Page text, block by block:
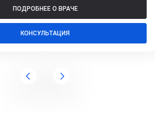
ПОДРОБНЕЕ О ВРАЧЕ
КОНСУЛЬТАЦИЯ